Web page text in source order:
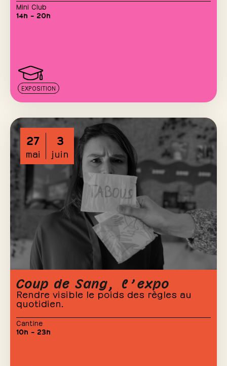
Mini Club
14h – 20h
EXPOSITION
27
mai
3
juin
Coup de Sang, l’expo
Rendre visible le poids des règles au
quotidien.
Cantine
10h – 23h